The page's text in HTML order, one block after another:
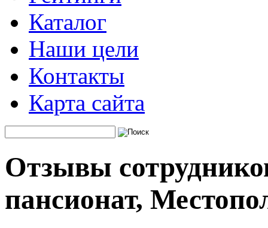
Каталог
Наши цели
Контакты
Карта сайта
Отзывы
пансионат,